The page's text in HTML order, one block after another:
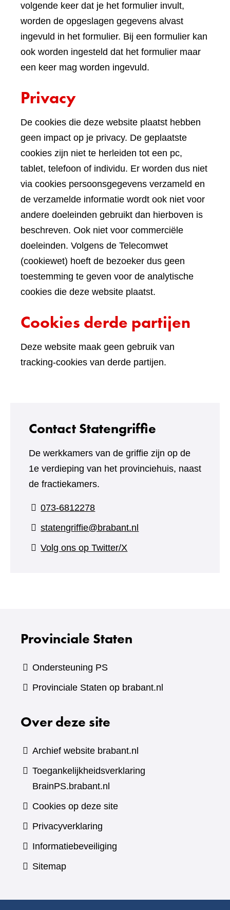
volgende keer dat je het formulier invult,
worden de opgeslagen gegevens alvast
ingevuld in het formulier. Bij een formulier kan
ook worden ingesteld dat het formulier maar
een keer mag worden ingevuld.
Privacy
De cookies die deze website plaatst hebben
geen impact op je privacy. De geplaatste
cookies zijn niet te herleiden tot een pc,
tablet, telefoon of individu. Er worden dus niet
via cookies persoonsgegevens verzameld en
de verzamelde informatie wordt ook niet voor
andere doeleinden gebruikt dan hierboven is
beschreven. Ook niet voor commerciële
doeleinden. Volgens de Telecomwet
(cookiewet) hoeft de bezoeker dus geen
toestemming te geven voor de analytische
cookies die deze website plaatst.
Cookies derde partijen
Deze website maak geen gebruik van
tracking-cookies van derde partijen.
Contact Statengriffie
De werkkamers van de griffie zijn op de
1e verdieping van het provinciehuis, naast
de fractiekamers.
073-6812278
statengriffie@brabant.nl
Volg ons op Twitter/X
Provinciale Staten
Ondersteuning PS
Provinciale Staten op brabant.nl
Over deze site
Archief website brabant.nl
Toegankelijkheidsverklaring
BrainPS.brabant.nl
Cookies op deze site
Privacyverklaring
Informatiebeveiliging
Sitemap